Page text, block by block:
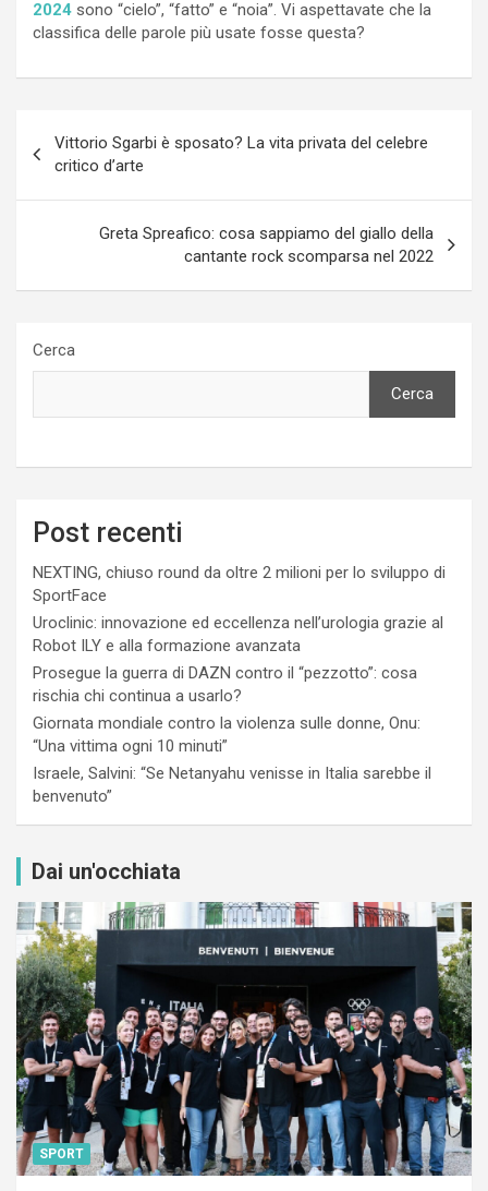
2024 sono “cielo”, “fatto” e “noia”. Vi aspettavate che la
classifica delle parole più usate fosse questa?
articoli
Vittorio Sgarbi è sposato? La vita privata del celebre
critico d’arte
Greta Spreafico: cosa sappiamo del giallo della
cantante rock scomparsa nel 2022
Cerca
Cerca
Post recenti
NEXTING, chiuso round da oltre 2 milioni per lo sviluppo di
SportFace
Uroclinic: innovazione ed eccellenza nell’urologia grazie al
Robot ILY e alla formazione avanzata
Prosegue la guerra di DAZN contro il “pezzotto”: cosa
rischia chi continua a usarlo?
Giornata mondiale contro la violenza sulle donne, Onu:
“Una vittima ogni 10 minuti”
Israele, Salvini: “Se Netanyahu venisse in Italia sarebbe il
benvenuto”
Dai un'occhiata
SPORT